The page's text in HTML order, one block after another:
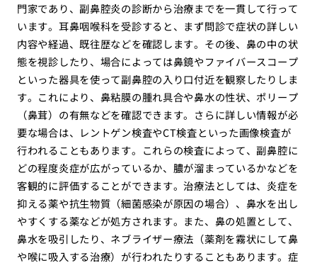
門家であり、副鼻腔炎の診断から治療までを一貫して行って
います。耳鼻咽喉科を受診すると、まず問診で症状の詳しい
内容や経過、既往歴などを確認します。その後、鼻の中の状
態を視診したり、場合によっては鼻鏡やファイバースコープ
といった器具を使って副鼻腔の入り口付近を観察したりしま
す。これにより、鼻粘膜の腫れ具合や鼻水の性状、ポリープ
（鼻茸）の有無などを確認できます。さらに詳しい情報が必
要な場合は、レントゲン検査やCT検査といった画像検査が
行われることもあります。これらの検査によって、副鼻腔に
どの程度炎症が広がっているか、膿が溜まっているかなどを
客観的に評価することができます。治療法としては、炎症を
抑える薬や抗生物質（細菌感染が原因の場合）、鼻水を出し
やすくする薬などが処方されます。また、鼻の処置として、
鼻水を吸引したり、ネブライザー療法（薬剤を霧状にして鼻
や喉に吸入する治療）が行われたりすることもあります。症